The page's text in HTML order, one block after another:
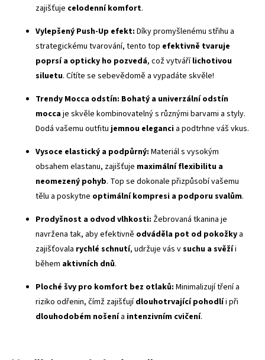
zajišťuje celodenní komfort.
Vylepšený Push-Up efekt: Díky promyšlenému střihu a
strategickému tvarování, tento top efektivně tvaruje
poprsí a opticky ho pozvedá, což vytvářílichotivou
siluetu. Cítíte se sebevědomě a vypadáte skvěle!
Trendy Mocca odstín: Bohatý a univerzální odstín
moccaje skvěle kombinovatelný s různými barvami a styly.
Dodá vašemu outfitujemnou eleganci a podtrhne váš vkus.
Vysoce elastický a podpůrný: Materiál s vysokým
obsahem elastanu, zajišťuje maximální flexibilitu a
neomezený pohyb. Top se dokonale přizpůsobí vašemu
tělu a poskytne optimální kompresi a podporu svalům.
Prodyšnost a odvod vlhkosti: Žebrovaná tkanina je
navržena tak, aby efektivně odváděla pot od pokožky a
zajišťovala rychlé schnutí, udržuje vás vsuchu a svěžíi
během aktivních dnů.
Ploché švy pro komfort bez otlaků: Minimalizují tření a
riziko odřenin, čímž zajišťujídlouhotrvající pohodlíi při
dlouhodobém nošenía intenzivním cvičení.